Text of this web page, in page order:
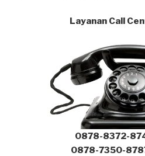
Layanan Call
0878-8372-
0878-7350-